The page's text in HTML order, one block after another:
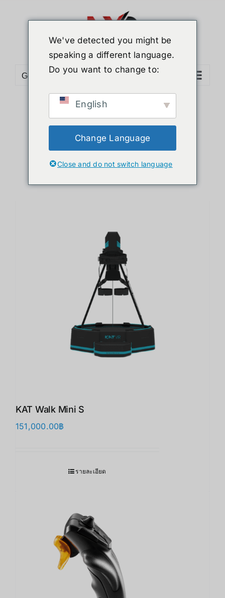
Go to...
Sort byName
Show12 Products
KAT Walk Mini S
151,000.00฿
รายละเอียด
We've detected you might be
speaking a different language.
Do you want to change to:
English
Change Language
Close and do not switch language